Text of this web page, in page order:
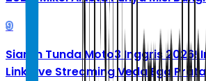
9
Siaran Tunda Moto3 Inggris 2026!
Link Live Streaming Veda Ega